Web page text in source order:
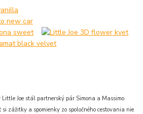
Joe stál partnerský pár Simona a Massimo
zážitky a spomienky zo spoločného cestovania nie